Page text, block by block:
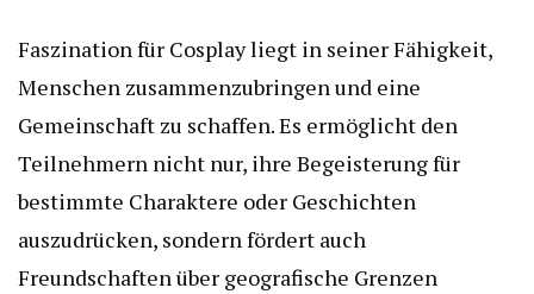
Faszination für Cosplay liegt in seiner Fähigkeit,
Menschen zusammenzubringen und eine
Gemeinschaft zu schaffen. Es ermöglicht den
Teilnehmern nicht nur, ihre Begeisterung für
bestimmte Charaktere oder Geschichten
auszudrücken, sondern fördert auch
Freundschaften über geografische Grenzen